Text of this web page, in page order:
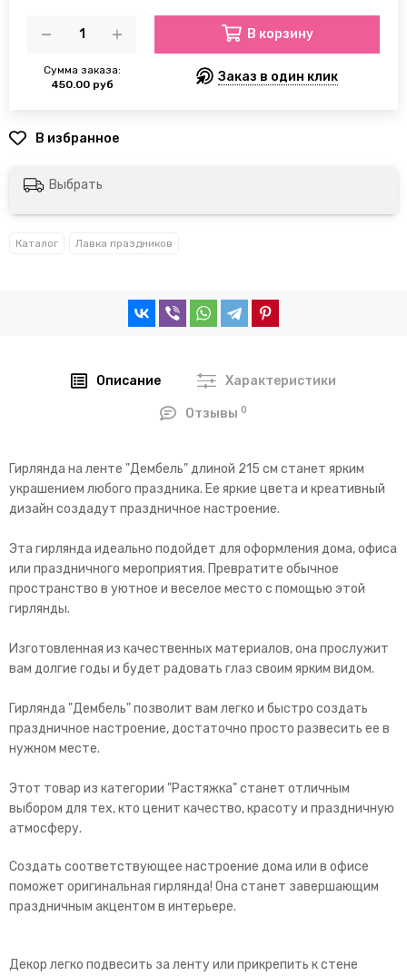
Сумма заказа:
450.00 руб
В корзину
Заказ в один клик
Выбрать
Каталог Лавка праздников
Описание Характеристики
Отзывы0
Гирлянда на ленте "Дембель" длиной 215 см станет ярким
украшением любого праздника. Ее яркие цвета и креативный
дизайн создадут праздничное настроение.
Эта гирлянда идеально подойдет для оформления дома, офиса
или праздничного мероприятия. Превратите обычное
пространство в уютное и веселое место с помощью этой
гирлянды.
Изготовленная из качественных материалов, она прослужит
вам долгие годы и будет радовать глаз своим ярким видом.
Гирлянда "Дембель" позволит вам легко и быстро создать
праздничное настроение, достаточно просто развесить ее в
нужном месте.
Этот товар из категории "Растяжка" станет отличным
выбором для тех, кто ценит качество, красоту и праздничную
атмосферу.
Создать соответствующее настроение дома или в офисе
поможет оригинальная гирлянда! Она станет завершающим
праздничным акцентом в интерьере.
Декор легко подвесить за ленту или прикрепить к стене